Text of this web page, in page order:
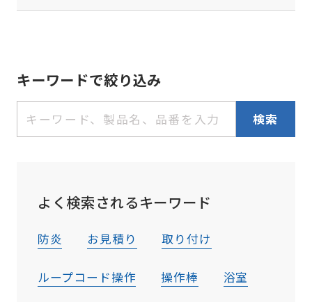
キーワードで絞り込み
よく検索されるキーワード
防炎 お見積り 取り付け
ループコード操作 操作棒 浴室